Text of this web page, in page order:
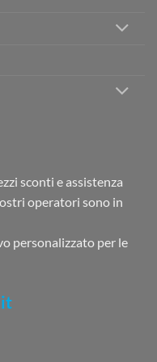
sconti e assistenza
operatori sono in
personalizzato per le